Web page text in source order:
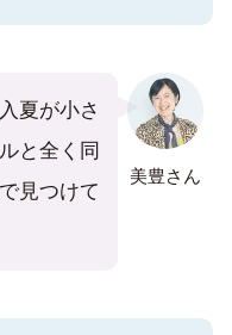
美豊さん
夏が小さ
と全く同
見つけて